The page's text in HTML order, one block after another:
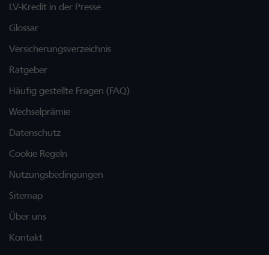
LV-Kredit in der Presse
Glossar
Versicherungsverzeichnis
Ratgeber
Häufig gestellte Fragen (FAQ)
Wechselprämie
Datenschutz
Cookie Regeln
Nutzungsbedingungen
Sitemap
Über uns
Kontakt